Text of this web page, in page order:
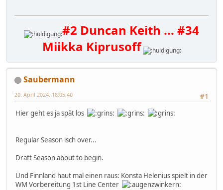
#2 Duncan Keith ... #34
Miikka Kiprusoff
Saubermann
#1
20. April 2024, 18:05:40
Hier geht es ja spät los
Regular Season isch over...
Draft Season about to begin.
Und Finnland haut mal einen raus: Konsta Helenius spielt in der
WM Vorbereitung 1st Line Center